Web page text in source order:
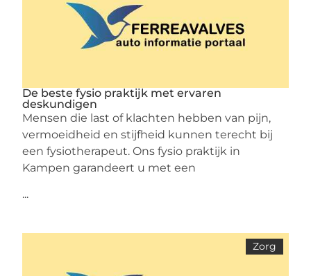
De beste fysio praktijk met ervaren
deskundigen
Mensen die last of klachten hebben van pijn,
vermoeidheid en stijfheid kunnen terecht bij
een fysiotherapeut. Ons fysio praktijk in
Kampen garandeert u met een
...
Zorg